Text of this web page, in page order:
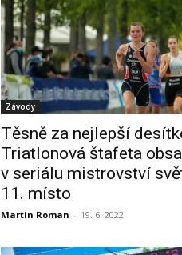
Závody
Těsně za nejlepší
Triatlonová štafeta
v seriálu mistrovství
11. místo
Martin Roman - 19. 6. 2022